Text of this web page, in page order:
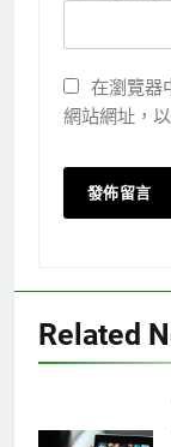
在瀏覽器
網站網址，
Related